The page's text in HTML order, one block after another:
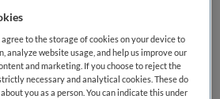
Plus | Thuiszorg | Leiden Zuid bij
Hieronder staan enkele
die voor u wellicht interessant zijn.
agree to the storage of cookies on your device to
analyze website usage, and help us improve our
and marketing. If you choose to reject the
necessary and analytical cookies. These do
you as a person. You can indicate this under